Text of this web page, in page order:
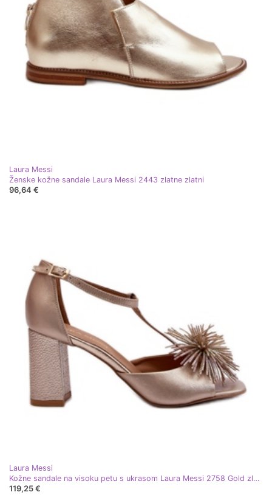
Laura Messi
Ženske kožne sandale Laura Messi 2443 zlatne zlatni
96,64 €
Laura Messi
Kožne sandale na visoku petu s ukrasom Laura Messi 2758 Gold zlatni
119,25 €